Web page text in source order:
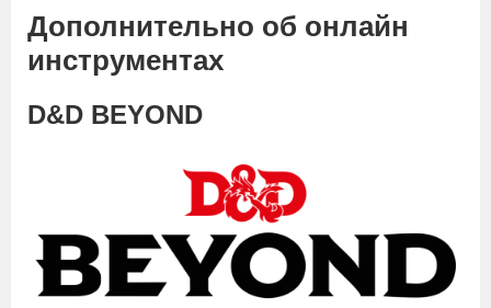
Дополнительно об онлайн
инструментах
D&D BEYOND